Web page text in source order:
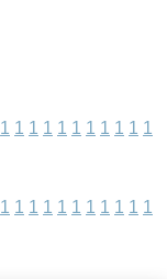
1 1 1 1 1 1 1 1 1 1 1
1 1 1 1 1 1 1 1 1 1 1